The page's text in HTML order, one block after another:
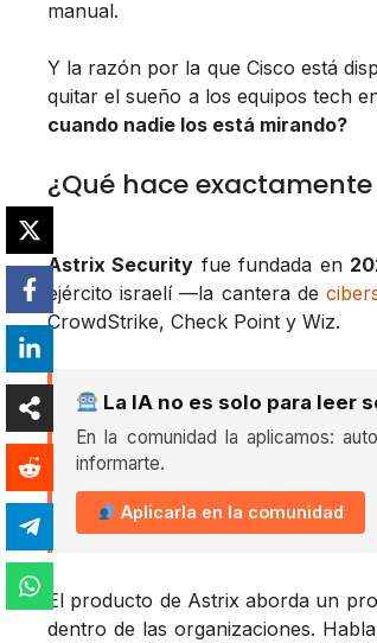
manual.
Y la razón por la que Cisco está
quitar el sueño a los equipos tech
cuando nadie los está mirando?
¿Qué hace
Astrix Security fue fundada en
ejército israelí —la cantera de
CrowdStrike, Check Point y Wiz.
La IA no es solo para leer
En la comunidad la aplicamos:
informarte.
Aplicarla en la comunidad
El producto de Astrix aborda un
dentro de las organizaciones.